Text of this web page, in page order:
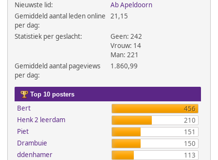
Nieuwste lid:
Ab Apeldoorn
Gemiddeld aantal leden online
per dag:
21,15
Statistiek per geslacht:
Geen: 242
Vrouw: 14
Man: 221
Gemiddeld aantal pageviews
per dag:
1.860,99
Top 10 posters
Bert
456
Henk 2 leerdam
210
Piet
151
Drambuie
150
ddenhamer
113